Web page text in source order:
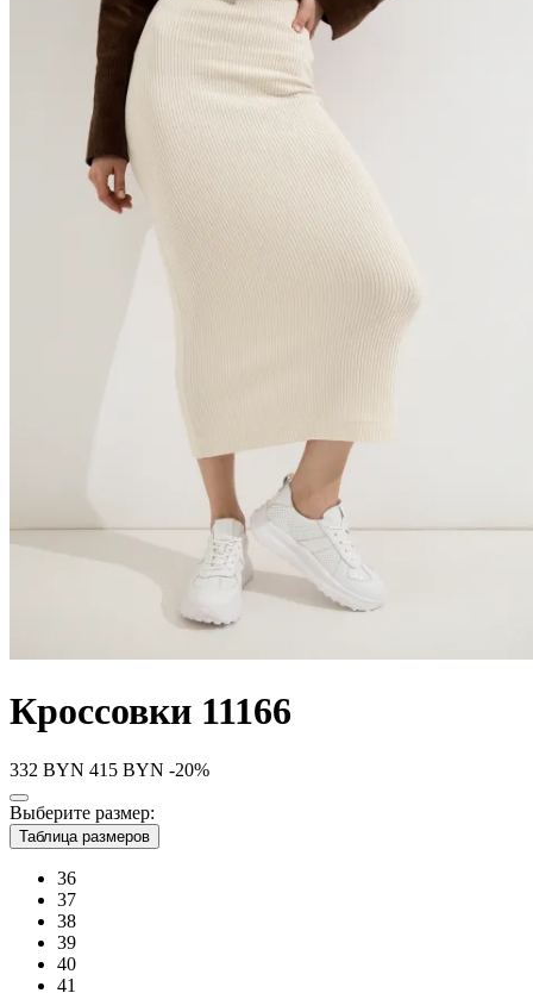
Кроссовки 11166
332 BYN 415 BYN -20%
Выберите размер:
Таблица размеров
36
37
38
39
40
41